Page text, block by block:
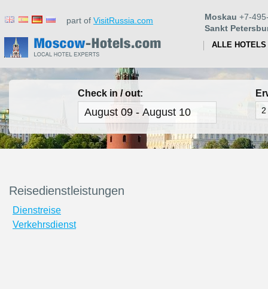
part of VisitRussia.com Moskau +7-
Sankt
ALLE HOTELS
Check in / out:
Reisedienstleistungen
Dienstreise
Verkehrsdienst